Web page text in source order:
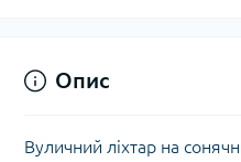
Опис
Вуличний ліхтар на